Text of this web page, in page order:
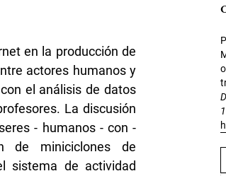
en la producción de
actores humanos y
el análisis de datos
La discusión
- humanos - con -
de miniciclones de
sistema de actividad